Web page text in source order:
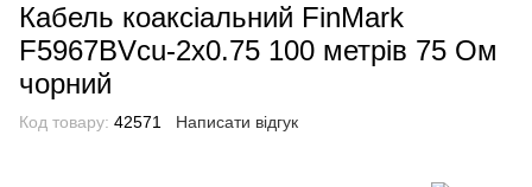
Кабель коаксіальний FinMark
F5967BVcu-2x0.75 100 метрів 75 Ом
чорний
Код товару: 42571 Написати відгук